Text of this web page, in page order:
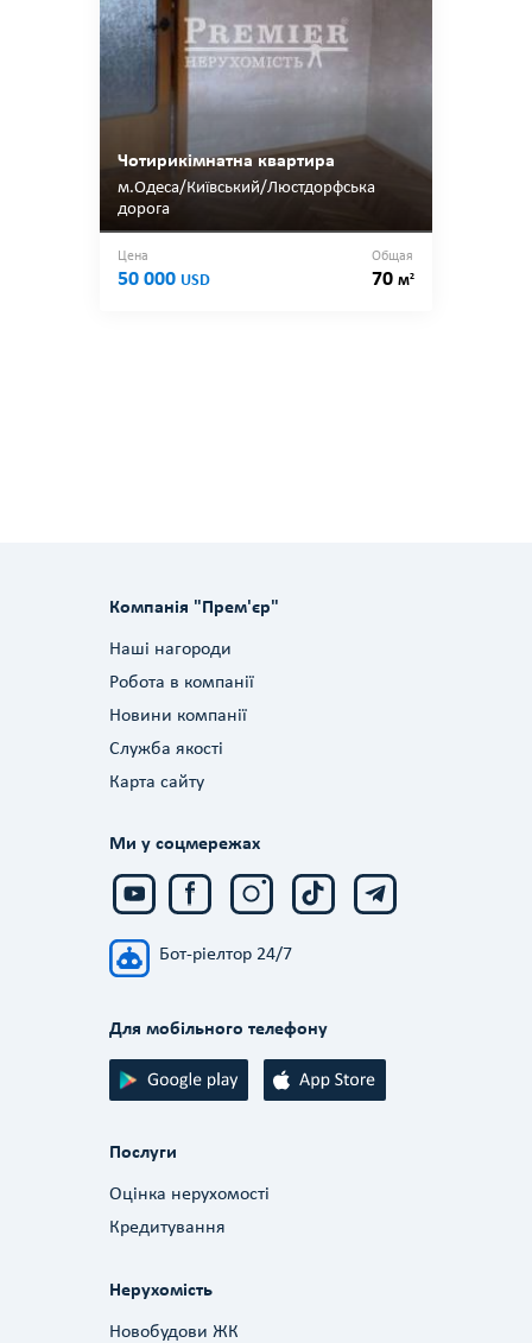
Чотирикімнатна квартира
м.Одеса/Київський/Люстдорфська
дорога
Цена
50 000 USD
Общая
70 м2
Компанія "Прем'єр"
Наші нагороди
Робота в компанії
Новини компанії
Служба якості
Карта сайту
Ми у соцмережах
Бот-ріелтор 24/7
Для мобільного телефону
Послуги
Оцінка нерухомості
Кредитування
Нерухомість
Новобудови ЖК